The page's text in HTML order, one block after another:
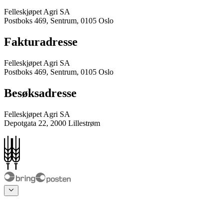
Felleskjøpet Agri SA
Postboks 469, Sentrum, 0105 Oslo
Fakturadresse
Felleskjøpet Agri SA
Postboks 469, Sentrum, 0105 Oslo
Besøksadresse
Felleskjøpet Agri SA
Depotgata 22, 2000 Lillestrøm